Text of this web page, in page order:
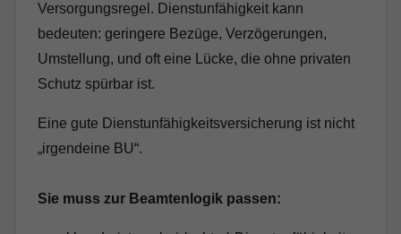
Versorgungsregel. Dienstunfähigkeit kann
bedeuten: geringere Bezüge, Verzögerungen,
Umstellung, und oft eine Lücke, die ohne privaten
Schutz spürbar ist.
Eine gute Dienstunfähigkeitsversicherung ist nicht
„irgendeine BU“.
Sie muss zur Beamtenlogik passen: